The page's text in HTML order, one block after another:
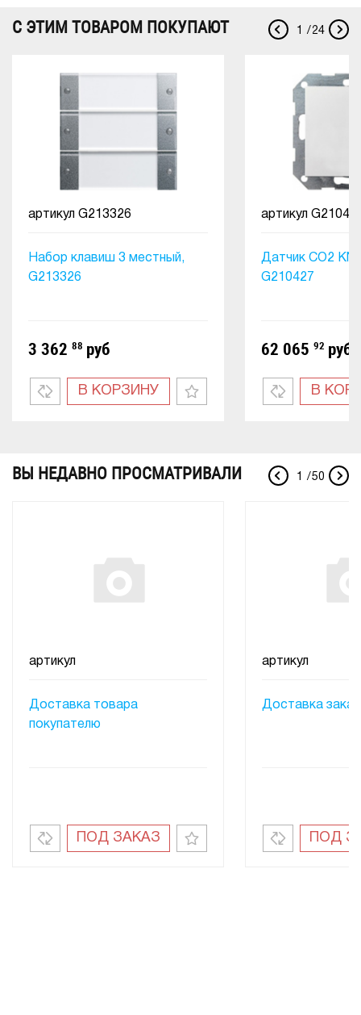
С ЭТИМ ТОВАРОМ ПОКУПАЮТ / 24
Набор клавиш 3 местный,
G213326
артикул G213326
3 362 88 руб
В КОРЗИНУ
Датчик CO2
G210427
артикул
62 065 92 руб
В
1
ВЫ НЕДАВНО ПРОСМАТРИВАЛИ /50
Доставка товара
покупателю
артикул
ПОД ЗАКАЗ
Доставка
артикул
ПОД
1